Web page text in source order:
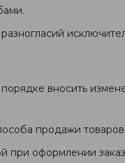
вносить
продажи
при оформлении